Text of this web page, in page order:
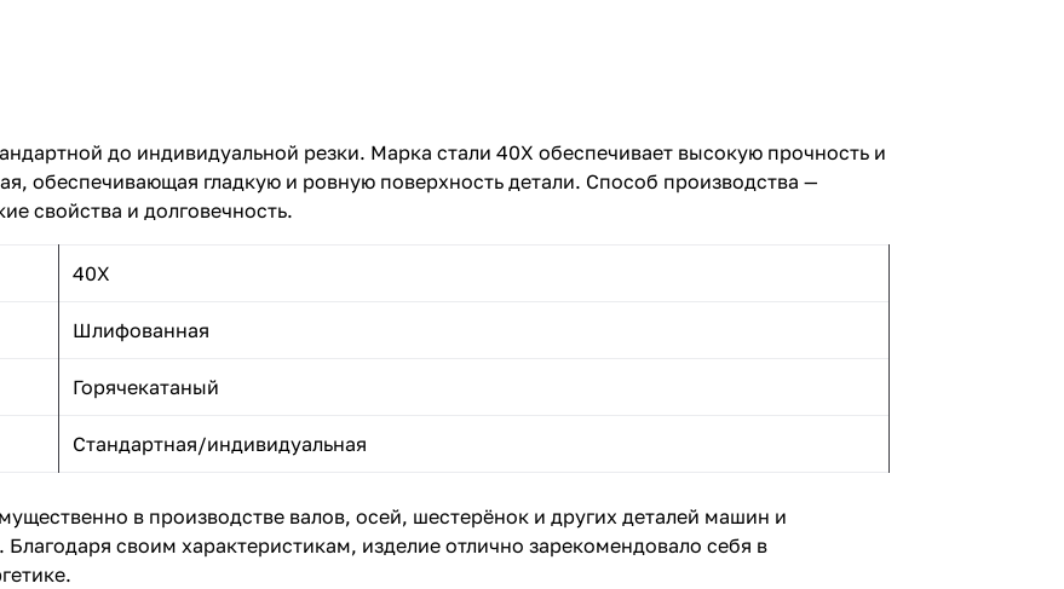
до индивидуальной резки. Марка стали 40Х обеспечивает высокую прочность и
обеспечивающая гладкую и ровную поверхность детали. Способ производства —
свойства и долговечность.
40Х
Шлифованная
Горячекатаный
Стандартная/индивидуальная
в производстве валов, осей, шестерёнок и других деталей машин и
своим характеристикам, изделие отлично зарекомендовало себя в